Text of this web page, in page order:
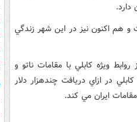
نجيب الله کابلي متولد 1350 کابل است و هم اکنون نيز در اين شهر زندگي
ويژه کابلي با مقامات ناتو و
در ازاي دريافت چندهزار دلار
ايران مي کند.